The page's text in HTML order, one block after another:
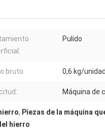
Pulido
bruto: 0,6 kg/unidad
Máquina de
, Piezas de la máquina
hierro